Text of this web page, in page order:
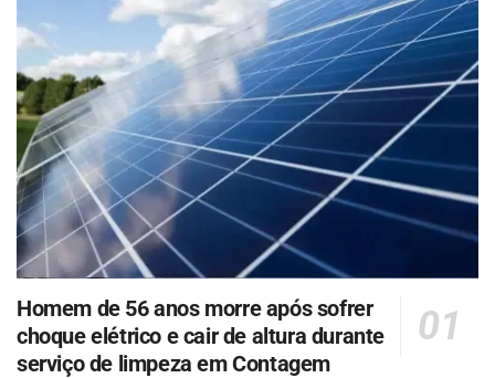
Homem de 56 anos morre após sofrer
choque elétrico e cair de altura durante
serviço de limpeza em Contagem